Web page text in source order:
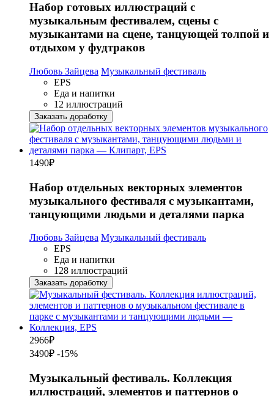
Набор готовых иллюстраций с
музыкальным фестивалем, сцены с
музыкантами на сцене, танцующей толпой и
отдыхом у фудтраков
Любовь Зайцева Музыкальный фестиваль
EPS
Еда и напитки
12 иллюстраций
Заказать доработку
1490₽
Набор отдельных векторных элементов
музыкального фестиваля с музыкантами,
танцующими людьми и деталями парка
Любовь Зайцева Музыкальный фестиваль
EPS
Еда и напитки
128 иллюстраций
Заказать доработку
2966₽
3490₽ -15%
Музыкальный фестиваль. Коллекция
иллюстраций, элементов и паттернов о